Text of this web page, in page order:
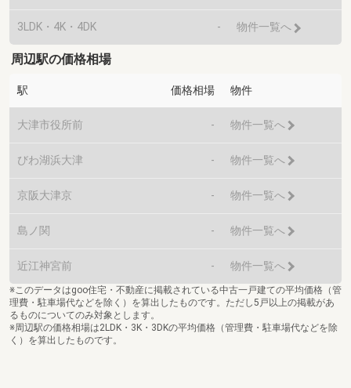
3LDK・4K・4DK - 物件一覧へ
周辺駅の価格相場
駅 価格相場 物件
大津市役所前 - 物件一覧へ
びわ湖浜大津 - 物件一覧へ
京阪大津京 - 物件一覧へ
島ノ関 - 物件一覧へ
近江神宮前 - 物件一覧へ
※このデータはgoo住宅・不動産に掲載されている中古一戸建ての平均価格（管
理費・駐車場代などを除く）を算出したものです。ただし5戸以上の掲載があ
るものについてのみ対象とします。
※周辺駅の価格相場は2LDK・3K・3DKの平均価格（管理費・駐車場代などを除
く）を算出したものです。